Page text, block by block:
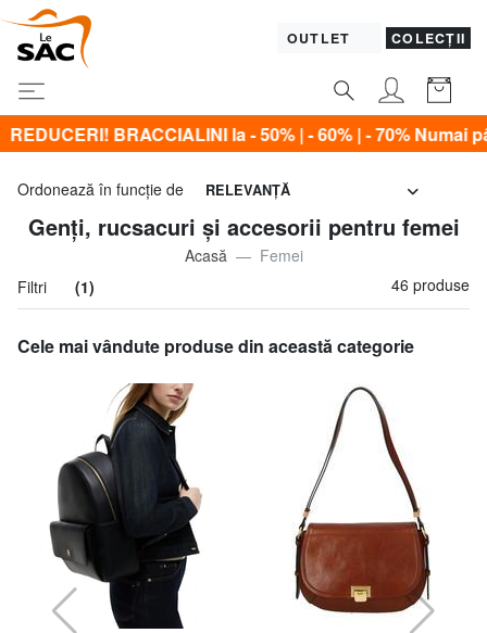
OUTLET COLECȚII
la - 50% | - 60% | - 70% Numai până Duminică, 9
Ordonează în funcţie de RELEVANŢĂ
Genți, rucsacuri și accesorii pentru femei
Acasă
Femei
Filtri
(1) 46 produse
Cele mai vândute produse din această categorie